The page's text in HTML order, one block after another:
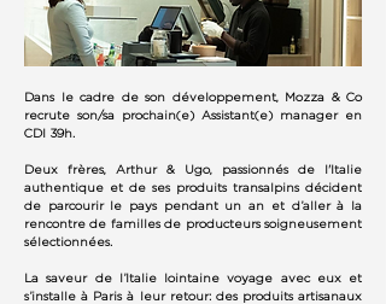
Dans le cadre de son développement, Mozza & Co
recrute son/sa prochain(e) Assistant(e) manager en
CDI 39h.
Deux frères, Arthur & Ugo, passionnés de l'Italie
authentique et de ses produits transalpins décident
de parcourir le pays pendant un an et d’aller à la
rencontre de familles de producteurs soigneusement
sélectionnées.
La saveur de l’Italie lointaine voyage avec eux et
s’installe à Paris à leur retour: des produits artisanaux